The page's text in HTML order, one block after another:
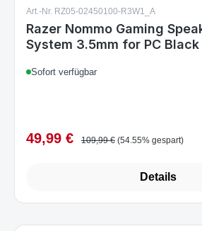
Art.-Nr. RZ05-02450100-R3W1_A
Razer Nommo Gaming
System 3.5mm for PC Black
Sofort verfügbar
Verkaufspreis:
49,99 € Regulärer Preis:
109,99 € (54.55% gespart)
Details